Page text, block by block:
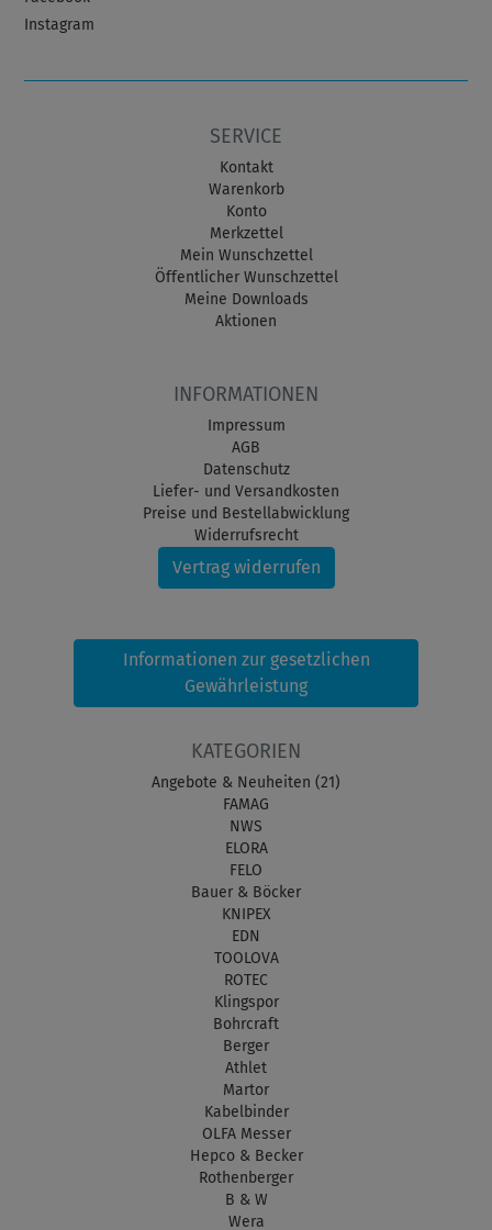
Instagram
SERVICE
Kontakt
Warenkorb
Konto
Merkzettel
Mein Wunschzettel
Öffentlicher Wunschzettel
Meine Downloads
Aktionen
INFORMATIONEN
Impressum
AGB
Datenschutz
Liefer- und Versandkosten
Preise und Bestellabwicklung
Widerrufsrecht
Vertrag widerrufen
Informationen zur gesetzlichen
Gewährleistung
KATEGORIEN
Angebote & Neuheiten (21)
FAMAG
NWS
ELORA
FELO
Bauer & Böcker
KNIPEX
EDN
TOOLOVA
ROTEC
Klingspor
Bohrcraft
Berger
Athlet
Martor
Kabelbinder
OLFA Messer
Hepco & Becker
Rothenberger
B & W
Wera